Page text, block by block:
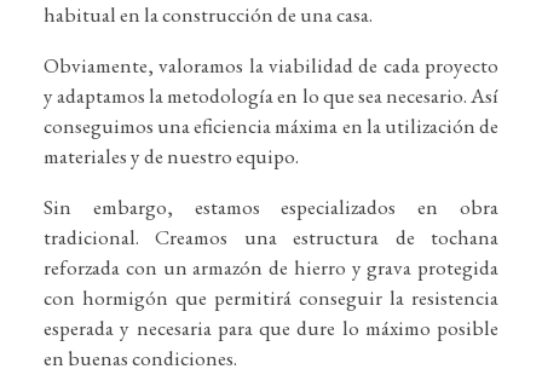
habitual en la construcción de una casa.
Obviamente, valoramos la viabilidad de cada proyecto
y adaptamos la metodología en lo que sea necesario. Así
conseguimos una eficiencia máxima en la utilización de
materiales y de nuestro equipo.
Sin embargo, estamos especializados en obra
tradicional. Creamos una estructura de tochana
reforzada con un armazón de hierro y grava protegida
con hormigón que permitirá conseguir la resistencia
esperada y necesaria para que dure lo máximo posible
en buenas condiciones.